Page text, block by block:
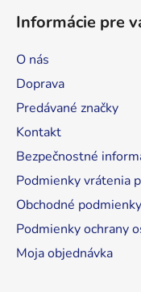
Informácie pre
O nás
Doprava
Predávané značky
Kontakt
Bezpečnostné
Podmienky vrátenia
Obchodné podmienky
Podmienky ochrany
Moja objednávka